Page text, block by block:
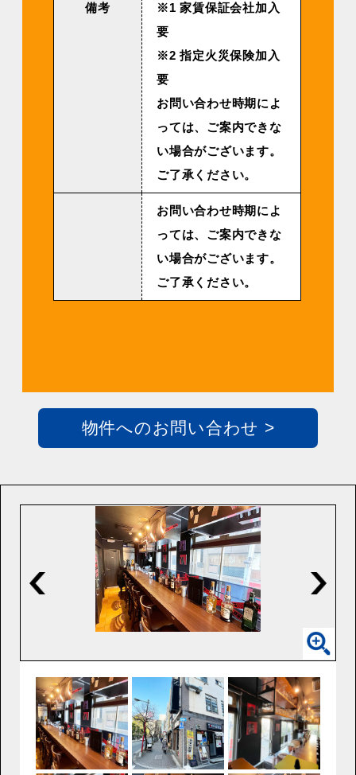
備考
※1 家賃保証会社加入
要
※2 指定火災保険加入
要
お問い合わせ時期によ
っては、ご案内できな
い場合がございます。
ご了承ください。
お問い合わせ時期によ
っては、ご案内できな
い場合がございます。
ご了承ください。
物件へのお問い合わせ >